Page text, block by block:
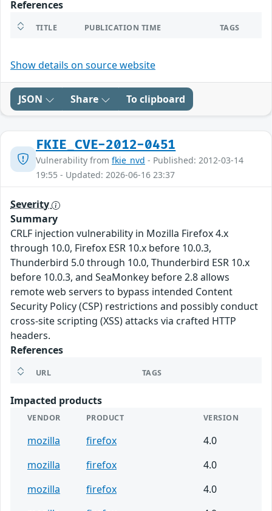
References
TITLE PUBLICATION TIME TAGS
Show details on source website
JSON Share To clipboard
FKIE_CVE-2012-0451
Vulnerability from fkie_nvd - Published: 2012-03-14
19:55 - Updated: 2026-06-16 23:37
Severity
Summary
CRLF injection vulnerability in Mozilla Firefox 4.x
through 10.0, Firefox ESR 10.x before 10.0.3,
Thunderbird 5.0 through 10.0, Thunderbird ESR 10.x
before 10.0.3, and SeaMonkey before 2.8 allows
remote web servers to bypass intended Content
Security Policy (CSP) restrictions and possibly conduct
cross-site scripting (XSS) attacks via crafted HTTP
headers.
References
URL TAGS
Impacted products
VENDOR PRODUCT VERSION
mozilla firefox
4.0
mozilla
firefox
4.0
mozilla
firefox
4.0